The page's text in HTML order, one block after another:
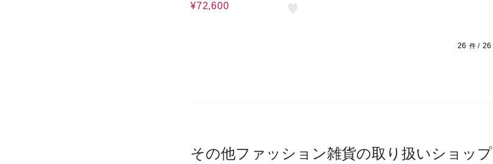
¥72,600
26 件 / 26
その他ファッション雑貨の取り扱いショップ